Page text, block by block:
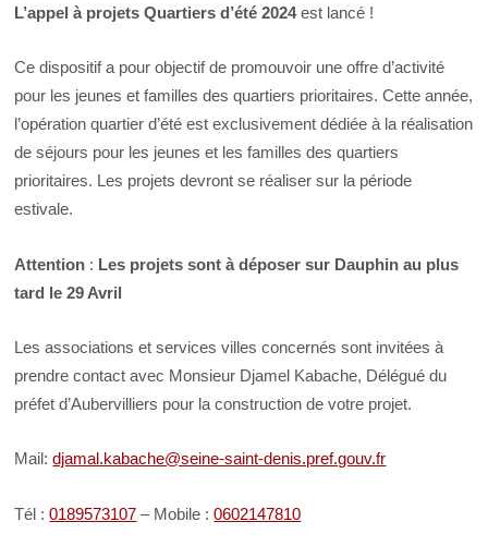
L’appel à projets Quartiers d’été 2024est lancé !
Ce dispositif a pour objectif de promouvoir une offre d’activité
pour les jeunes et familles des quartiers prioritaires. Cette année,
l’opération quartier d’été est exclusivement dédiée à la réalisation
de séjours pour les jeunes et les familles des quartiers
prioritaires. Les projets devront se réaliser sur la période
estivale.
Attention : Les projets sont à déposer sur Dauphin au plus
tard le 29 Avril
Les associations et services villes concernés sont invitées à
prendre contact avec Monsieur Djamel Kabache, Délégué du
préfet d’Aubervilliers pour la construction de votre projet.
Mail:djamal.kabache@seine-saint-denis.pref.gouv.fr
Tél :0189573107 – Mobile :0602147810